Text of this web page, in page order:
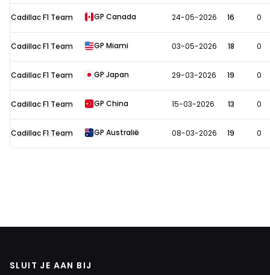
Cadillac F1 Team GP Canada 24-05-2026 16 0
Cadillac F1 Team GP Miami 03-05-2026 18 0
Cadillac F1 Team GP Japan 29-03-2026 19 0
Cadillac F1 Team GP China 15-03-2026 13 0
Cadillac F1 Team GP Australië 08-03-2026 19 0
SLUIT JE AAN BIJ